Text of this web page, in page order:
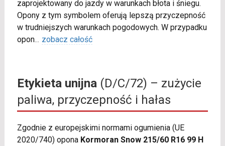
zaprojektowany do jazdy w warunkach błota i śniegu.
Opony z tym symbolem oferują lepszą przyczepność
w trudniejszych warunkach pogodowych. W przypadku
opon... zobacz całość
Etykieta unijna(D/C/72) – zużycie
paliwa, przyczepność i hałas
Zgodnie z europejskimi normami ogumienia (UE
2020/740) opona Kormoran Snow 215/60 R16 99 H